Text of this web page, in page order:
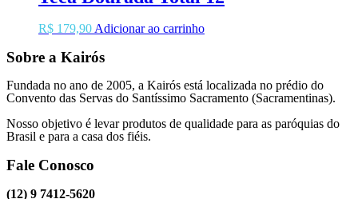
R$ 179,90 Adicionar ao carrinho
Sobre a Kairós
Fundada no ano de 2005, a Kairós está localizada no prédio do
Convento das Servas do Santíssimo Sacramento (Sacramentinas).
Nosso objetivo é levar produtos de qualidade para as paróquias do
Brasil e para a casa dos fiéis.
Fale Conosco
(12) 9 7412-5620